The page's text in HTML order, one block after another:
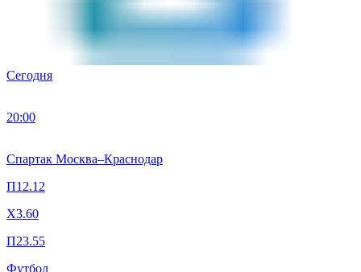
Сегодня
20:00
Спартак Москва–Краснодар
П1 2.12
X3.60
П23.55
Футбол